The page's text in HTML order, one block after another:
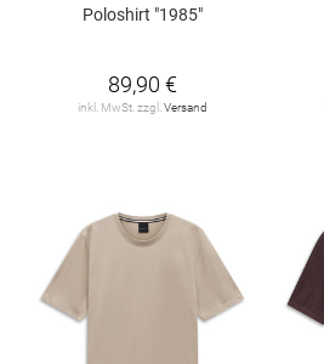
Poloshirt "1985"
89,90 €
inkl. MwSt. zzgl. Versand